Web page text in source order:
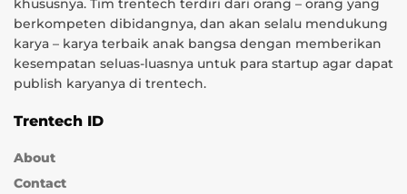
berkompeten dibidangnya, dan akan selalu mendukung
karya – karya terbaik anak bangsa dengan memberikan
kesempatan seluas-luasnya untuk para startup agar dapat
publish karyanya di trentech.
Trentech ID
About
Contact